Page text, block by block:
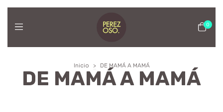
0
Inicio > DE MAMÁ A MAMÁ
DE MAMÁ A MAMÁ